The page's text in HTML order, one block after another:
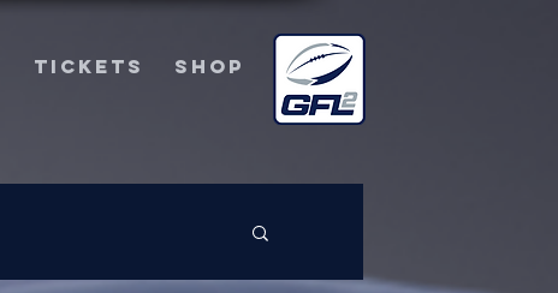
TICKETS SHOP